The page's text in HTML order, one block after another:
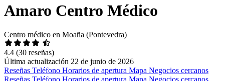
Amaro Centro Médico
Centro médico en Moaña (Pontevedra)
4.4 (30 reseñas)
Última actualización 22 de junio de 2026
Reseñas Teléfono Horarios de apertura Mapa Negocios cercanos